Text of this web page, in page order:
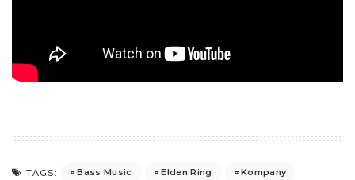
TAGS: Bass Music Elden Ring
Kompany